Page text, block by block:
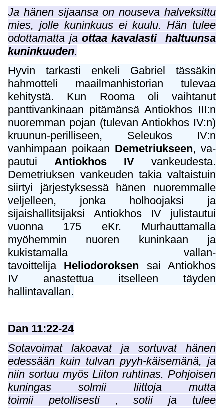
Ja hänen sijaansa on nouseva halveksittu
mies, jolle kuninkuus ei kuulu. Hän tulee
odottamatta ja ottaa kavalasti haltuunsa
kuninkuuden.
Hyvin tarkasti enkeli Gabriel tässäkin
hahmotteli maailmanhistorian tulevaa
kehitystä. Kun Rooma oli vaihtanut
panttivankinaan pitämänsä Antiokhos III:n
nuoremman pojan (tulevan Antiokhos IV:n)
kruunun-perilliseen, Seleukos IV:n
vanhimpaan poikaan Demetriukseen, va-
pautuiAntiokhos IVvankeudesta.
Demetriuksen vankeuden takia valtaistuin
siirtyi järjestyksessä hänen nuoremmalle
veljelleen, jonka holhoojaksi ja
sijaishallitsijaksi Antiokhos IV julistautui
vuonna 175 eKr. Murhauttamalla
myöhemmin nuoren kuninkaan ja
kukistamalla vallan-
tavoittelija Heliodoroksen sai Antiokhos
IV anastettua itselleen täyden
hallintavallan.
Dan 11:22-24
Sotavoimat lakoavat ja sortuvat hänen
edessään kuin tulvan pyyh-käisemänä, ja
niin sortuu myös Liiton ruhtinas. Pohjoisen
kuningas solmii liittoja mutta
toimii petollisesti , sotii ja tulee